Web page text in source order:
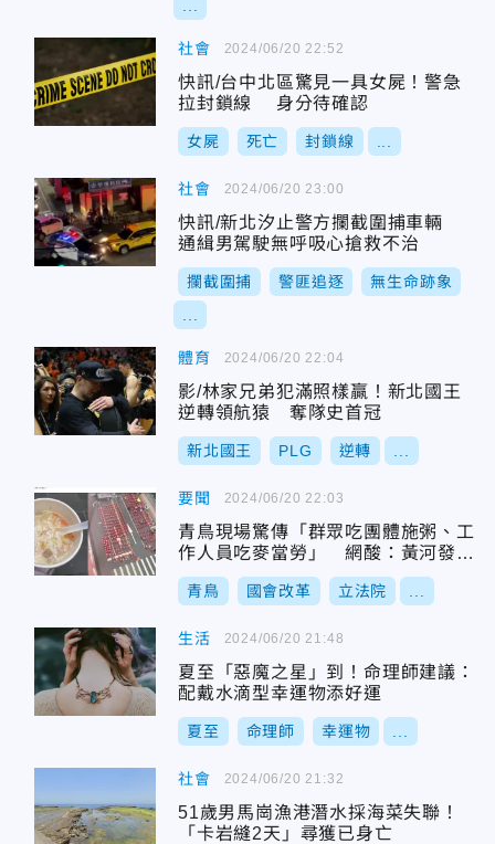
社會
快訊/台中北區驚見一具女屍！警急
拉封鎖線 身分待確認
女屍 死亡 封鎖線
2024/06/20 22:52
社會
快訊/新北汐止警方攔截圍捕車輛
通緝男駕駛無呼吸心搶救不治
攔截圍捕 警匪追逐 無生命跡象
2024/06/20 23:00
體育
影/林家兄弟犯滿照樣贏！新北國王
逆轉領航猿 奪隊史首冠
新北國王 PLG 逆轉
2024/06/20 22:04
要聞
青鳥現場驚傳「群眾吃團體施粥、工
作人員吃麥當勞」 網酸：黃河發大
水難民？
青鳥 國會改革 立法院
2024/06/20 22:03
生活
夏至「惡魔之星」到！命理師建議：
配戴水滴型幸運物添好運
夏至 命理師 幸運物
2024/06/20 21:48
社會
51歲男馬崗漁港潛水採海菜失聯！
「卡岩縫2天」尋獲已身亡
2024/06/20 21:32